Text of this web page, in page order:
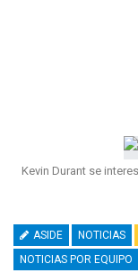
Kevin Durant se
ASIDE NOTICIAS
NOTICIAS POR EQUIPO